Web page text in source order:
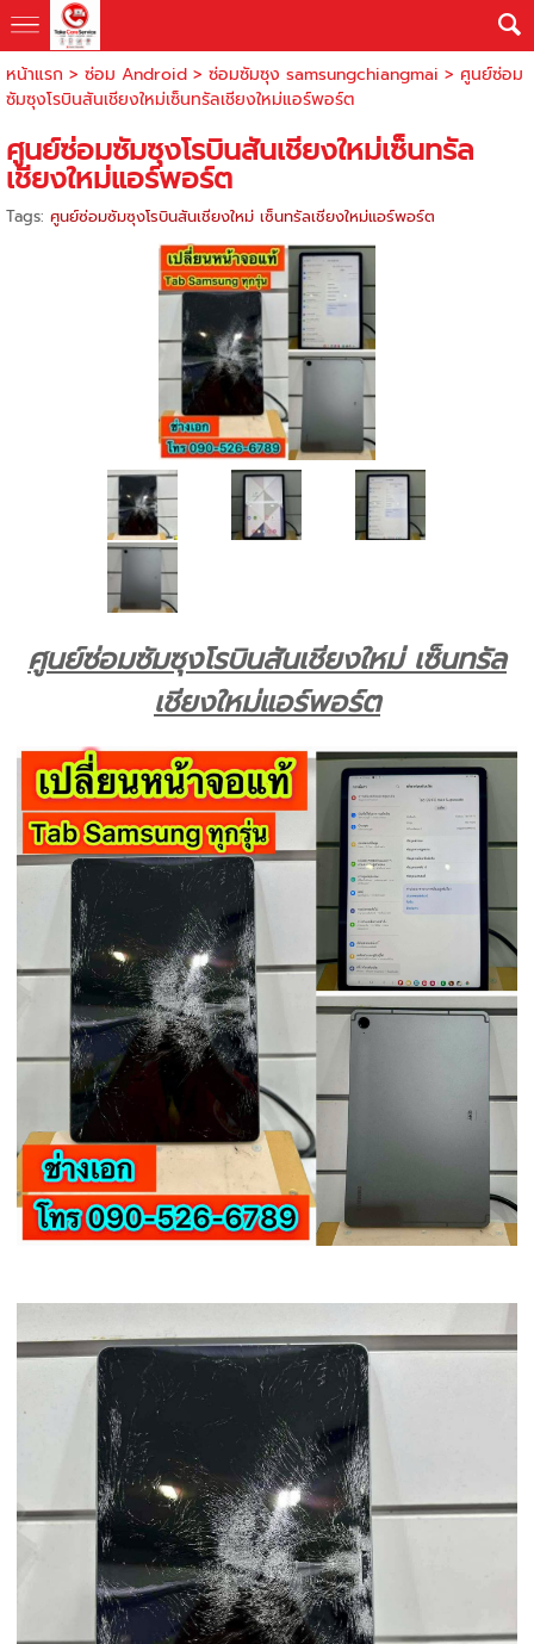
หน้าแรก > ซ่อม Android> ซ่อมซัมซุง samsungchiangmai > ศูนย์ซ่อม
ซัมซุงโรบินสันเชียงใหม่เซ็นทรัลเชียงใหม่แอร์พอร์ต
ศูนย์ซ่อมซัมซุงโรบินสันเชียงใหม่เซ็นทรัล
เชียงใหม่แอร์พอร์ต
Tags: ศูนย์ซ่อมซัมซุงโรบินสันเชียงใหม่ เซ็นทรัลเชียงใหม่แอร์พอร์ต
ศูนย์ซ่อมซัมซุงโรบินสันเชียงใหม่ เซ็นทรัล
เชียงใหม่แอร์พอร์ต